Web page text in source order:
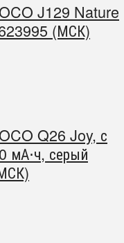
J129 Nature
(МСК)
Q26 Joy, с
мА⋅ч, серый